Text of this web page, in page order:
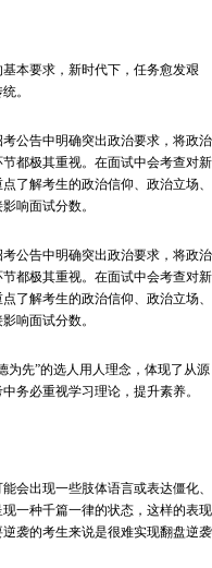
本要求，新时代下，任务愈发艰
。
公告中明确突出政治要求，将政治
都极其重视。在面试中会考查对新
了解考生的政治信仰、政治立场、
响面试分数。
公告中明确突出政治要求，将政治
都极其重视。在面试中会考查对新
了解考生的政治信仰、政治立场、
响面试分数。
先”的选人用人理念，体现了从源
务必重视学习理论，提升素养。
出现一些肢体语言或表达僵化、
一种千篇一律的状态，这样的表现
袭的考生来说是很难实现翻盘逆袭